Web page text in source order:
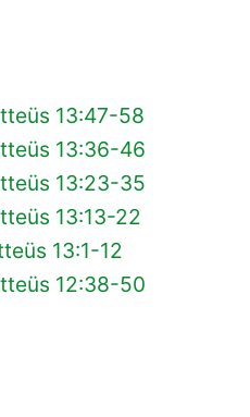
13:47-58
13:36-46
13:23-35
13:13-22
13:1-12
12:38-50